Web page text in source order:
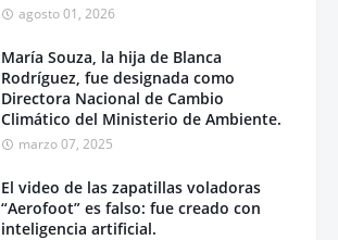
agosto 01, 2026
María Souza, la hija de Blanca
Rodríguez, fue designada como
Directora Nacional de Cambio
Climático del Ministerio de Ambiente.
marzo 07, 2025
El video de las zapatillas voladoras
“Aerofoot” es falso: fue creado con
inteligencia artificial.